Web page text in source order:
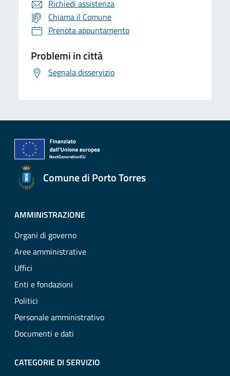
Richiedi assistenza
Chiama il Comune
Prenota appuntamento
Problemi in città
Segnala disservizio
Comune di Porto Torres
AMMINISTRAZIONE
Organi di governo
Aree amministrative
Uffici
Enti e fondazioni
Politici
Personale amministrativo
Documenti e dati
CATEGORIE DI SERVIZIO